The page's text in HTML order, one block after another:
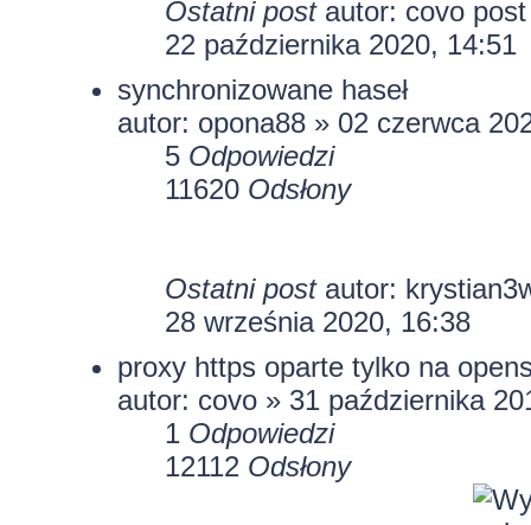
Ostatni post autor: covo
22 października 2020, 14:51
synchronizowane haseł
autor: opona88» 02 czerwca
5 Odpowiedzi
11620 Odsłony
Ostatni post autor:
28 września 2020, 16:38
proxy https oparte tylko na
autor: covo» 31 października
1 Odpowiedzi
12112 Odsłony